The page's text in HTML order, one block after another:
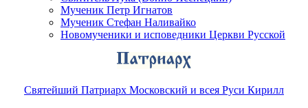
Мученик Петр Игнатов
Мученик Стефан Наливайко
Новомученики и исповедники Церкви Русской
Святейший Патриарх Московский и всея Руси Кирилл